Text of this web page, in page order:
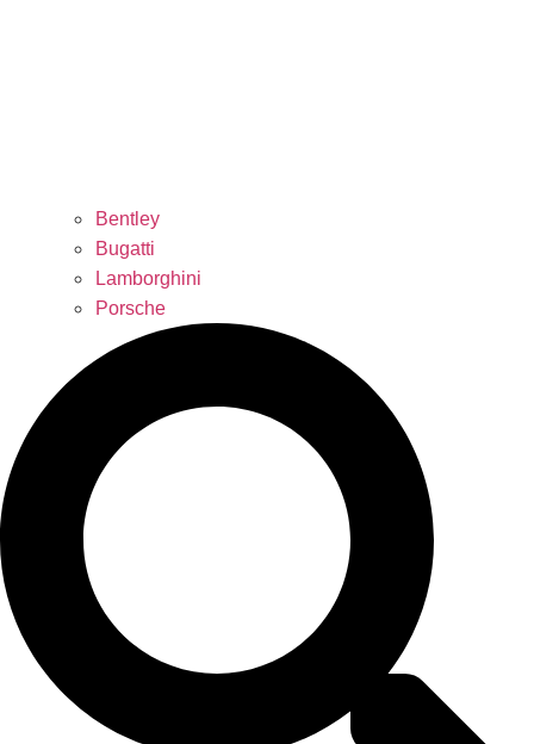
Bentley
Bugatti
Lamborghini
Porsche